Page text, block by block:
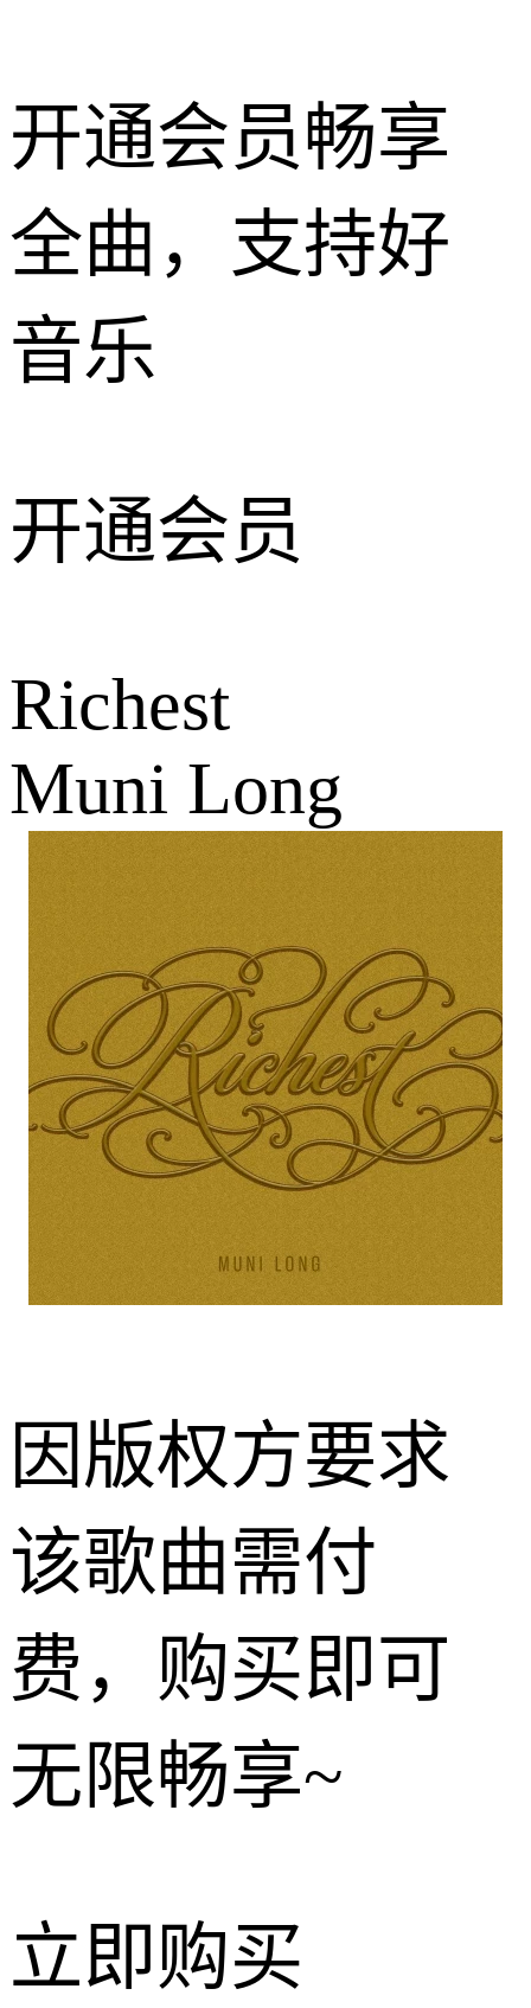
开通会员畅享
全曲，支持好
音乐
开通会员
Richest
Muni Long
因版权方要求
该歌曲需付
费，购买即可
无限畅享~
立即购买